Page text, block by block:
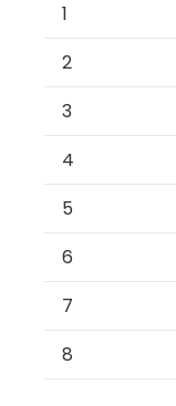
1
2
3
4
5
6
7
8